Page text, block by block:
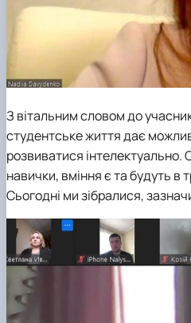
З вітальним словом до
студентське життя дає
розвиватися інтелектуально.
навички, вміння є та будуть в
Сьогодні ми зібралися,